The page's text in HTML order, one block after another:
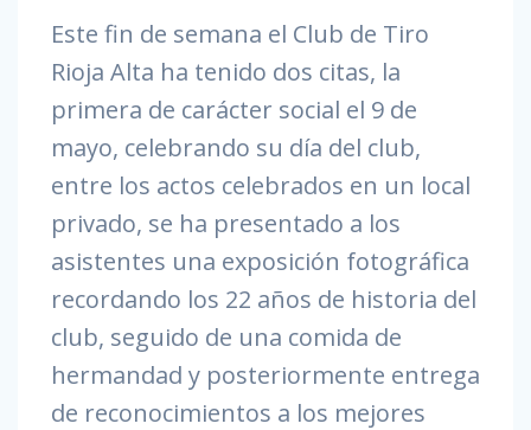
Este fin de semana el Club de Tiro
Rioja Alta ha tenido dos citas, la
primera de carácter social el 9 de
mayo, celebrando su día del club,
entre los actos celebrados en un local
privado, se ha presentado a los
asistentes una exposición fotográfica
recordando los 22 años de historia del
club, seguido de una comida de
hermandad y posteriormente entrega
de reconocimientos a los mejores